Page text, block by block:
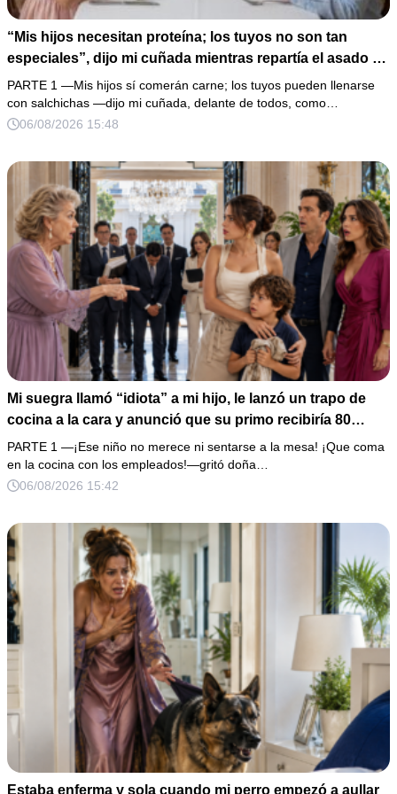
“Mis hijos necesitan proteína; los tuyos no son tan
especiales”, dijo mi cuñada mientras repartía el asado y
hacía llorar a mi hija. Mi esposo me pidió que no armara
un escándalo, así que guardé silencio, terminé un pastel
de boda de 8,000 pesos y coloqué sobre la mesa un
PARTE 1 —Mis hijos sí comerán carne; los tuyos pueden llenarse
con salchichas —dijo mi cuñada, delante de todos, como…
06/08/2026 15:48
Mi suegra llamó “idiota” a mi hijo, le lanzó un trapo de
cocina a la cara y anunció que su primo recibiría 80
millones y el 50% de las acciones: “Aprende cuál es tu
lugar”. Permanecí en silencio hasta que terminaron de
firmar; entonces mostré una grabación y alguien llamó a
PARTE 1 —¡Ese niño no merece ni sentarse a la mesa! ¡Que coma
en la cocina con los empleados!—gritó doña…
06/08/2026 15:42
Estaba enferma y sola cuando mi perro empezó a aullar